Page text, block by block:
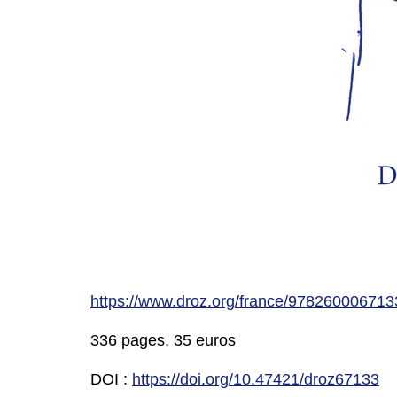
https://www.droz.org/france/
336 pages, 35 euros
DOI : https://doi.org/10.47421/droz67133